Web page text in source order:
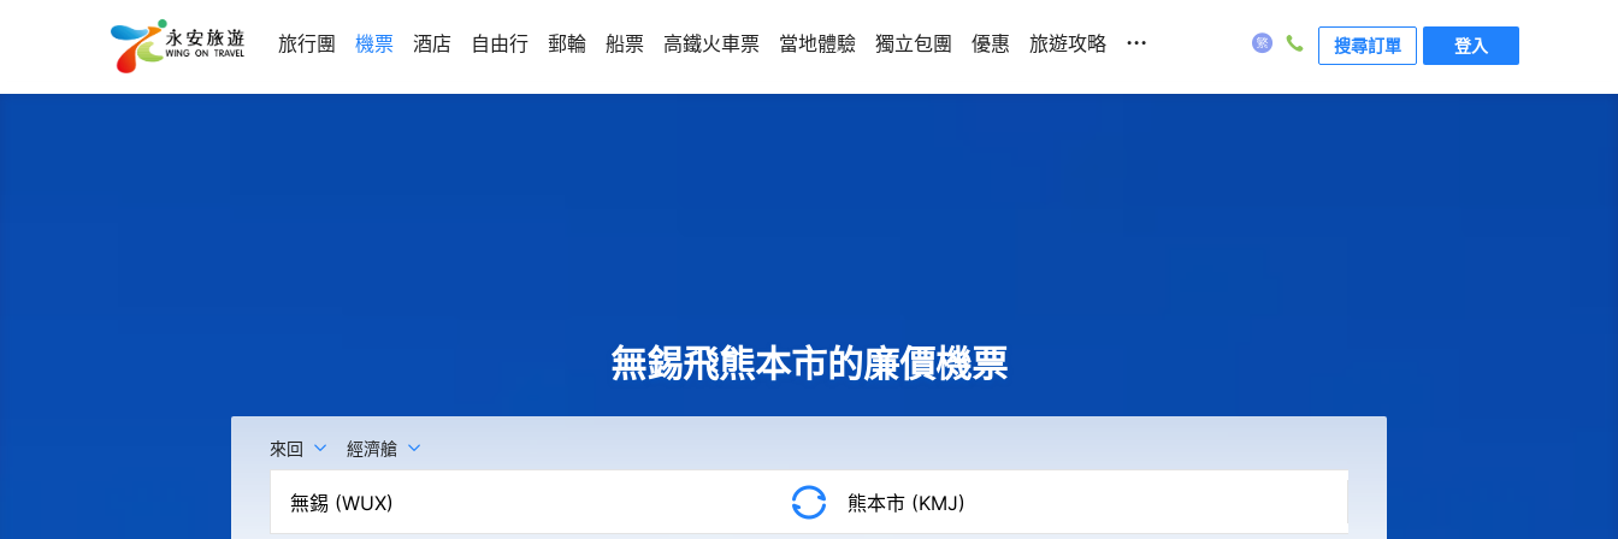
旅行團 機票 酒店 自由行 郵輪 船票 高鐵火車票 當地體驗 獨立包團 優惠 旅遊攻略 ... 搜尋訂單 登入
無錫飛熊本市的廉價機票
來回 經濟艙